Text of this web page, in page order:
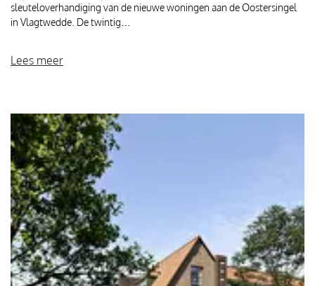
sleuteloverhandiging van de nieuwe woningen aan de Oostersingel
in Vlagtwedde. De twintig…
Lees meer